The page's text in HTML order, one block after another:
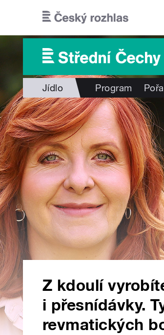
Jídlo Program
Z kdoulí
i přesnídávky.
revmatických